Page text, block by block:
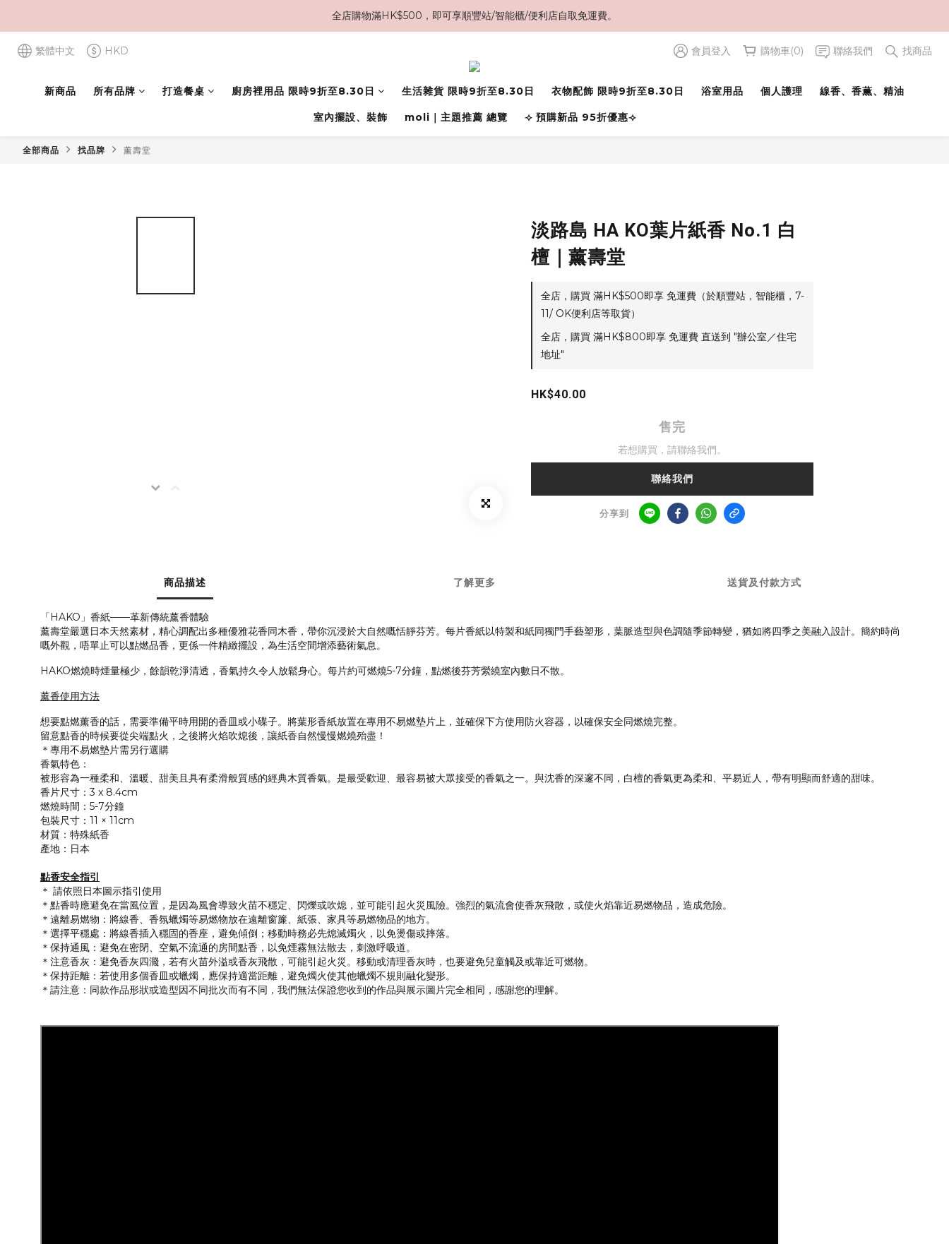
全店購物滿HK$500，即可享順豐站/智能櫃/便利店自取免運費。
繁體中文 HKD 會員登入 購物車(0) 聯絡我們 找商品
新商品 所有品牌 打造餐桌 廚房裡用品 限時9折至8.30日 生活雜貨 限時9折至8.30日 衣物配飾 限時9折至8.30日 浴室用品 個人護理 線香、香薫、精油
室內擺設、裝飾 moli｜主題推薦 總覽 ⟢ 預購新品 95折優惠⟢
全部商品 找品牌 薰壽堂
淡路島 HA KO葉片紙香 No.1 白
檀｜薰壽堂
全店，購買 滿HK$500即享 免運費（於順豐站，智能櫃，7-
11/ OK便利店等取貨）
全店，購買 滿HK$800即享 免運費 直送到 "辦公室／住宅
地址"
HK$40.00
售完
若想購買，請聯絡我們。
聯絡我們
分享到
商品描述 了解更多 送貨及付款方式
「HAKO」香紙——革新傳統薰香體驗
薰壽堂嚴選日本天然素材，精心調配出多種優雅花香同木香，帶你沉浸於大自然嘅恬靜芬芳。每片香紙以特製和紙同獨門手藝塑形，葉脈造型與色調隨季節轉變，猶如將四季之美融入設計。簡約時尚
嘅外觀，唔單止可以點燃品香，更係一件精緻擺設，為生活空間增添藝術氣息。
HAKO燃燒時煙量極少，餘韻乾淨清透，香氣持久令人放鬆身心。每片約可燃燒5-7分鐘，點燃後芬芳縈繞室內數日不散。
薰香使用方法
想要點燃薰香的話，需要準備平時用開的香皿或小碟子。將葉形香紙放置在專用不易燃墊片上，並確保下方使用防火容器，以確保安全同燃燒完整。
留意點香的時候要從尖端點火，之後將火焰吹熄後，讓紙香自然慢慢燃燒殆盡！
＊專用不易燃墊片需另行選購
香氣特色：
被形容為一種柔和、溫暖、甜美且具有柔滑般質感的經典木質香氣。是最受歡迎、最容易被大眾接受的香氣之一。與沈香的深邃不同，白檀的香氣更為柔和、平易近人，帶有明顯而舒適的甜味。
香片尺寸：3 x 8.4cm
燃燒時間：5-7分鐘
包裝尺寸：11 × 11cm
材質：特殊紙香
產地：日本
點香安全指引
＊ 請依照日本圖示指引使用
＊點香時應避免在當風位置，是因為風會導致火苗不穩定、閃爍或吹熄，並可能引起火災風險。強烈的氣流會使香灰飛散，或使火焰靠近易燃物品，造成危險。
＊ 遠離易燃物 ：將線香、香氛蠟燭等易燃物放在遠離窗簾、紙張、家具等易燃物品的地方。
＊選擇平穩處 ：將線香插入穩固的香座，避免傾倒；移動時務必先熄滅燭火，以免燙傷或摔落。
＊保持通風 ：避免在密閉、空氣不流通的房間點香，以免煙霧無法散去，刺激呼吸道。
＊注意香灰 ：避免香灰四濺，若有火苗外溢或香灰飛散，可能引起火災。移動或清理香灰時，也要避免兒童觸及或靠近可燃物。
＊保持距離 ：若使用多個香皿或蠟燭，應保持適當距離，避免燭火使其他蠟燭不規則融化變形。
＊ 請注意：同款作品形狀或造型因不同批次而有不同，我們無法保證您收到的作品與展示圖片完全相同，感謝您的理解。